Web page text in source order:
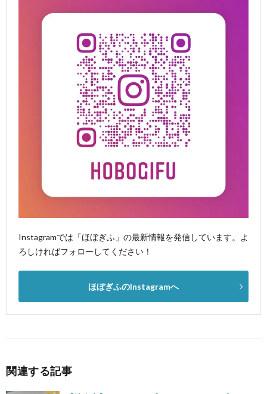
Instagramでは「ほぼぎふ」の最新情報を発信しています。よ
ろしければフォローしてください！
ほぼぎふのInstagramへ
関連する記事